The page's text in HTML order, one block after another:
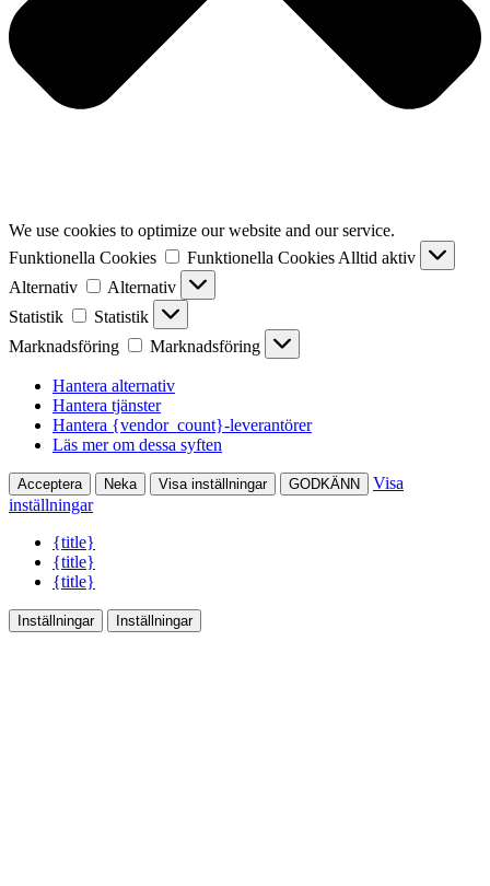
We use cookies to optimize our website and our service.
Funktionella Cookies
Funktionella Cookies Alltid aktiv
Alternativ
Alternativ
Statistik
Statistik
Marknadsföring
Marknadsföring
Hantera alternativ
Hantera tjänster
Hantera {vendor_count}-leverantörer
Läs mer om dessa syften
Acceptera Neka Visa inställningar GODKÄNN
Visa
inställningar
{title}
{title}
{title}
Inställningar Inställningar